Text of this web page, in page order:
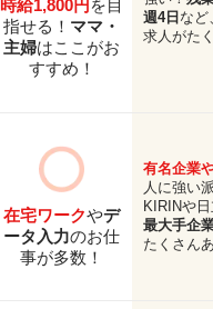
時給1,800円 を目
指せる！ ママ・
主婦はここがお
すすめ！
週4日 など
求人がた
在宅ワークやデ
ータ入力のお仕
事が多数！
有名企業
人に強い
KIRINや
最大手企
たくさん